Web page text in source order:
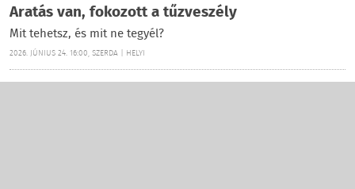
Aratás van, fokozott a tűzveszély
Mit tehetsz, és mit ne tegyél?
2026. JÚNIUS 24. 16:00, SZERDA | HELYI